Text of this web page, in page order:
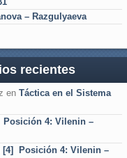
– Razgulyaeva
recientes
en Táctica en el Sistema
Posición 4: Vilenin –
[4] Posición 4: Vilenin –